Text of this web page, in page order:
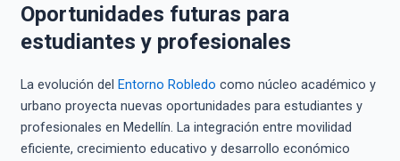
Oportunidades futuras para
estudiantes y profesionales
La evolución del Entorno Robledo como núcleo académico y
urbano proyecta nuevas oportunidades para estudiantes y
profesionales en Medellín. La integración entre movilidad
eficiente, crecimiento educativo y desarrollo económico